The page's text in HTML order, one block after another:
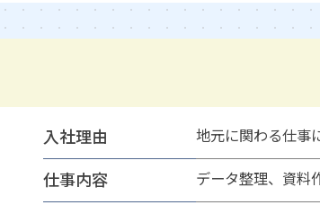
入社理由 地元に関わる仕事
仕事内容 データ整理、資料